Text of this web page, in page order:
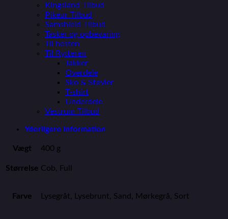
Kingsland Tilbud
Pikeur Tilbud
Samshield Tilbud
Tasker og opbevaring
Til hesten
Til Rytteren
Jakker
Overdele
Sko & Støvler
T-shirt
Underdele
Vestrum Tilbud
Yderligere information
Vægt 400 g
Størrelse Cob, Full
Farve Lysegråt, Lysebrunt, Sand, Mørkegrå, Sort